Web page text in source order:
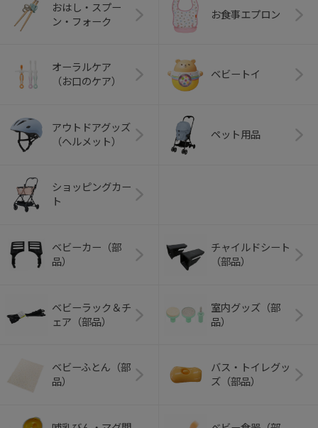
おはし・スプー
ン・フォーク
お食事エプロン
オーラルケア
（お口のケア）
ベビートイ
アウトドアグッズ
（ヘルメット）
ペット用品
ショッピングカー
ト
ベビーカー（部
品）
チャイルドシート
（部品）
ベビーラック＆チ
ェア（部品）
室内グッズ（部
品）
ベビーふとん（部
品）
バス・トイレグッ
ズ（部品）